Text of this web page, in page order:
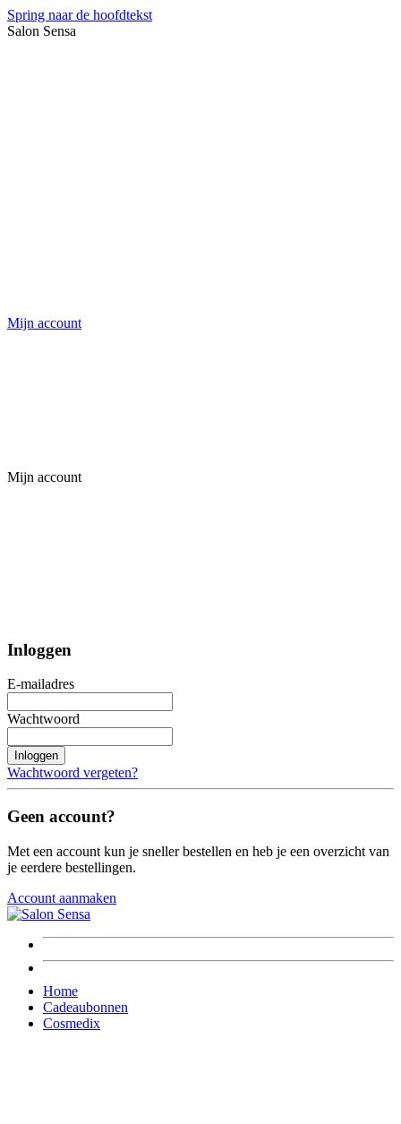
Spring naar de hoofdtekst
Salon Sensa
Mijn account
Mijn account
Inloggen
E-mailadres
Wachtwoord
Inloggen
Wachtwoord vergeten?
Geen account?
Met een account kun je sneller bestellen en heb je een overzicht van
je eerdere bestellingen.
Account aanmaken
Home
Cadeaubonnen
Cosmedix